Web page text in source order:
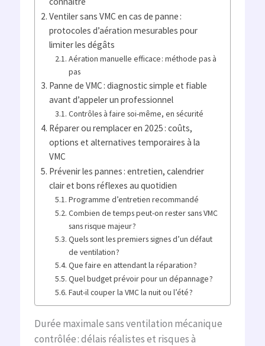
Ventiler sans VMC en cas de panne :
protocoles d’aération mesurables pour
limiter les dégâts
Aération manuelle efficace : méthode pas à
pas
Panne de VMC : diagnostic simple et fiable
avant d’appeler un professionnel
Contrôles à faire soi-même, en sécurité
Réparer ou remplacer en 2025 : coûts,
options et alternatives temporaires à la
VMC
Prévenir les pannes : entretien, calendrier
clair et bons réflexes au quotidien
Programme d’entretien recommandé
Combien de temps peut-on rester sans VMC
sans risque majeur ?
Quels sont les premiers signes d’un défaut
de ventilation ?
Que faire en attendant la réparation ?
Quel budget prévoir pour un dépannage ?
Faut-il couper la VMC la nuit ou l’été ?
Durée maximale sans ventilation mécanique
contrôlée : délais réalistes et risques à